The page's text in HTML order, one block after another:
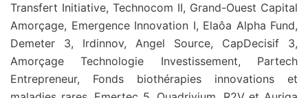
Transfert Initiative, Technocom II, Grand-Ouest Capital
Amorçage, Emergence Innovation I, Elaôa Alpha Fund,
Demeter 3, Irdinnov, Angel Source, CapDecisif 3,
Amorçage Technologie Investissement, Partech
Entrepreneur, Fonds biothérapies innovations et